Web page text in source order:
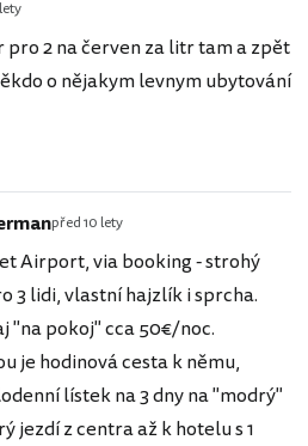
pro 2 na červen za litr tam a zpět
o nějakym levnym ubytování
před 10 lety
Airport, via booking - strohý
3 lidi, vlastní hajzlík i sprcha.
"na pokoj" cca 50€/noc.
je hodinová cesta k němu,
lístek na 3 dny na "modrý"
jezdí z centra až k hotelu s 1